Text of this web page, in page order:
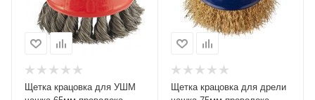
Щетка крацовка для УШМ
Щетка крацовка для дрели